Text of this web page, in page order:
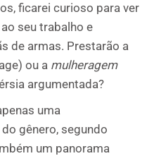
ficarei curioso para ver
seu trabalho e
de armas. Prestarão a
ou a mulheragem
argumentada?
uma
gênero, segundo
um panorama